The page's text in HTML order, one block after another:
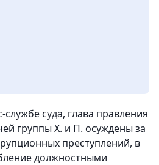
суда, глава правления
группы Х. и П. осуждены за
преступлений, в
должностными